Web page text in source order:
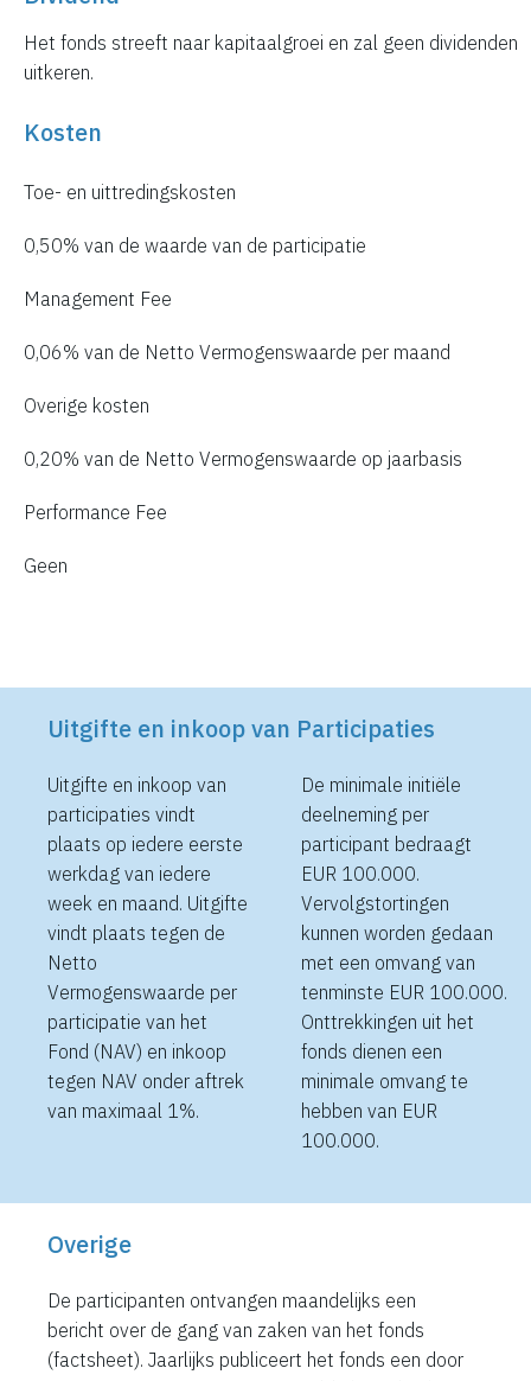
Het fonds streeft naar kapitaalgroei en zal geen dividenden
uitkeren.
Kosten
Toe- en uittredingskosten
0,50% van de waarde van de participatie
Management Fee
0,06% van de Netto Vermogenswaarde per maand
Overige kosten
0,20% van de Netto Vermogenswaarde op jaarbasis
Performance Fee
Geen
Uitgifte en inkoop van Participaties
Uitgifte en inkoop van
participaties vindt
plaats op iedere eerste
werkdag van iedere
week en maand. Uitgifte
vindt plaats tegen de
Netto
Vermogenswaarde per
participatie van het
Fond (NAV) en inkoop
tegen NAV onder aftrek
van maximaal 1%.
De minimale initiële
deelneming per
participant bedraagt
EUR 100.000.
Vervolgstortingen
kunnen worden gedaan
met een omvang van
tenminste EUR 100.000.
Onttrekkingen uit het
fonds dienen een
minimale omvang te
hebben van EUR
100.000.
Overige
De participanten ontvangen maandelijks een
bericht over de gang van zaken van het fonds
(factsheet). Jaarlijks publiceert het fonds een door